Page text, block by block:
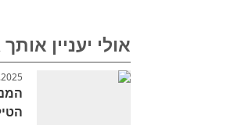
אולי יעניין